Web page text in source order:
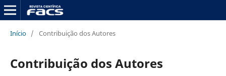
Início / Contribuição dos Autores
Contribuição dos Autores